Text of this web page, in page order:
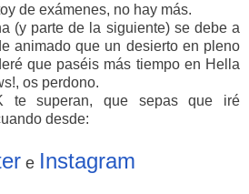
de exámenes, no hay más.
(y parte de la siguiente) se debe a
animado que un desierto en pleno
que paséis más tiempo en Hella
os perdono.
te superan, que sepas que iré
desde:
e Instagram